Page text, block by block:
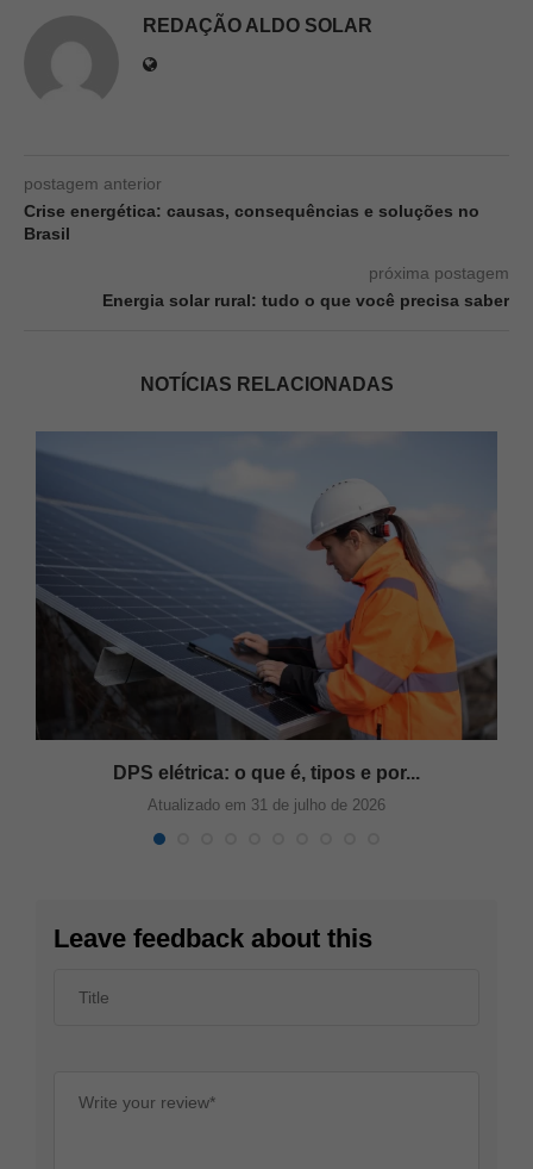
REDAÇÃO ALDO SOLAR
postagem anterior
Crise energética: causas, consequências e soluções no
Brasil
próxima postagem
Energia solar rural: tudo o que você precisa saber
NOTÍCIAS RELACIONADAS
DPS elétrica: o que é, tipos e por...
Atualizado em 31 de julho de 2026
Leave feedback about this